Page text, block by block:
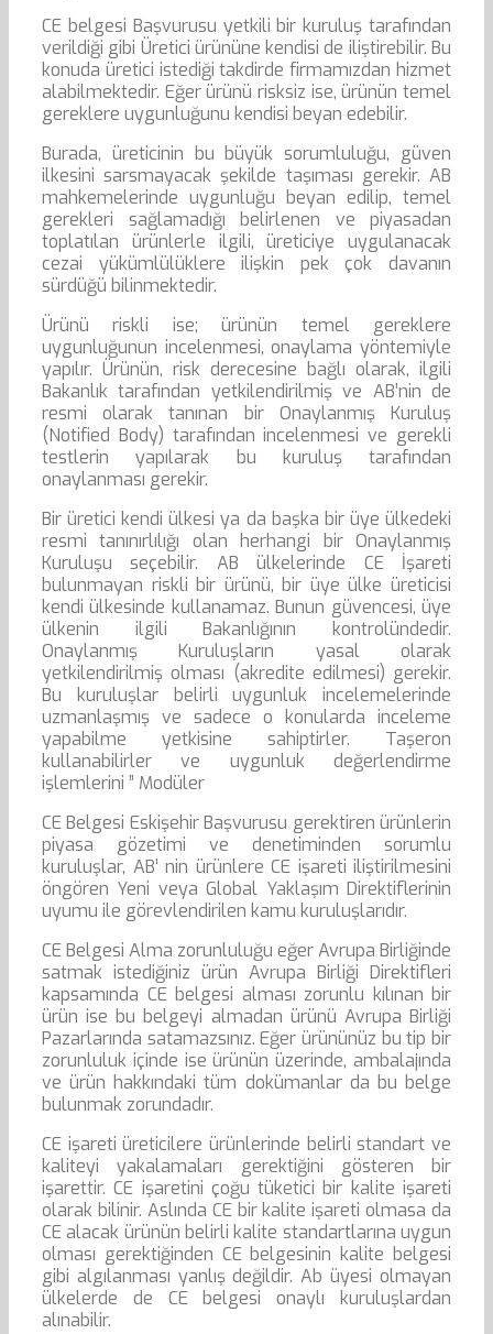
CE belgesi Başvurusu yetkili bir kuruluş tarafından
verildiği gibi Üretici ürününe kendisi de iliştirebilir. Bu
konuda üretici istediği takdirde firmamızdan hizmet
alabilmektedir. Eğer ürünü risksiz ise, ürünün temel
gereklere uygunluğunu kendisi beyan edebilir.
Burada, üreticinin bu büyük sorumluluğu, güven
ilkesini sarsmayacak şekilde taşıması gerekir. AB
mahkemelerinde uygunluğu beyan edilip, temel
gerekleri sağlamadığı belirlenen ve piyasadan
toplatılan ürünlerle ilgili, üreticiye uygulanacak
cezai yükümlülüklere ilişkin pek çok davanın
sürdüğü bilinmektedir.
Ürünü riskli ise; ürünün temel gereklere
uygunluğunun incelenmesi, onaylama yöntemiyle
yapılır. Ürünün, risk derecesine bağlı olarak, ilgili
Bakanlık tarafından yetkilendirilmiş ve AB’nin de
resmi olarak tanınan bir Onaylanmış Kuruluş
(Notified Body) tarafından incelenmesi ve gerekli
testlerin yapılarak bu kuruluş tarafından
onaylanması gerekir.
Bir üretici kendi ülkesi ya da başka bir üye ülkedeki
resmi tanınırlılığı olan herhangi bir Onaylanmış
Kuruluşu seçebilir. AB ülkelerinde CE İşareti
bulunmayan riskli bir ürünü, bir üye ülke üreticisi
kendi ülkesinde kullanamaz. Bunun güvencesi, üye
ülkenin ilgili Bakanlığının kontrolündedir.
Onaylanmış Kuruluşların yasal olarak
yetkilendirilmiş olması (akredite edilmesi) gerekir.
Bu kuruluşlar belirli uygunluk incelemelerinde
uzmanlaşmış ve sadece o konularda inceleme
yapabilme yetkisine sahiptirler. Taşeron
kullanabilirler ve uygunluk değerlendirme
işlemlerini ” Modüler
CE Belgesi Eskişehir Başvurusu gerektiren ürünlerin
piyasa gözetimi ve denetiminden sorumlu
kuruluşlar, AB’ nin ürünlere CE işareti iliştirilmesini
öngören Yeni veya Global Yaklaşım Direktiflerinin
uyumu ile görevlendirilen kamu kuruluşlarıdır.
CE Belgesi Alma zorunluluğu eğer Avrupa Birliğinde
satmak istediğiniz ürün Avrupa Birliği Direktifleri
kapsamında CE belgesi alması zorunlu kılınan bir
ürün ise bu belgeyi almadan ürünü Avrupa Birliği
Pazarlarında satamazsınız. Eğer ürününüz bu tip bir
zorunluluk içinde ise ürünün üzerinde, ambalajında
ve ürün hakkındaki tüm dokümanlar da bu belge
bulunmak zorundadır.
CE işareti üreticilere ürünlerinde belirli standart ve
kaliteyi yakalamaları gerektiğini gösteren bir
işarettir. CE işaretini çoğu tüketici bir kalite işareti
olarak bilinir. Aslında CE bir kalite işareti olmasa da
CE alacak ürünün belirli kalite standartlarına uygun
olması gerektiğinden CE belgesinin kalite belgesi
gibi algılanması yanlış değildir. Ab üyesi olmayan
ülkelerde de CE belgesi onaylı kuruluşlardan
alınabilir.